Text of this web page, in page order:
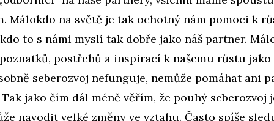
Málokdo na světě je tak ochotný nám pomoci k
to s námi myslí tak dobře jako náš partner.
postřehů a inspirací k našemu růstu jako
seberozvoj nefunguje, nemůže pomáhat ani
jako čím dál méně věřím, že pouhý seberozvoj
navodit velké změny ve vztahu. Často spíše